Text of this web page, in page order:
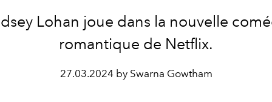
Lohan joue dans la nouvelle
romantique de Netflix.
27.03.2024 by Swarna Gowtham